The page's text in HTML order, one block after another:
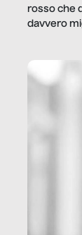
rosso che
davvero